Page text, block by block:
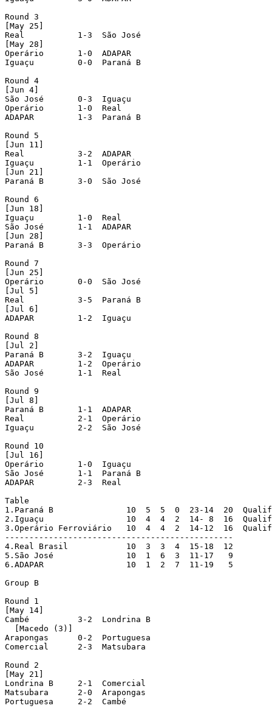
Round 3
[May 25]
Real           1-3  São José
[May 28]
Operário       1-0  ADAPAR
Iguaçu         0-0  Paraná B
Round 4
[Jun 4]
São José       0-3  Iguaçu
Operário       1-0  Real
ADAPAR         1-3  Paraná B
Round 5
[Jun 11]
Real           3-2  ADAPAR
Iguaçu         1-1  Operário
[Jun 21]
Paraná B       3-0  São José
Round 6
[Jun 18]
Iguaçu         1-0  Real
São José       1-1  ADAPAR
[Jun 28]
Paraná B       3-3  Operário
Round 7
[Jun 25]
Operário       0-0  São José
[Jul 5]
Real           3-5  Paraná B
[Jul 6]
ADAPAR         1-2  Iguaçu
Round 8
[Jul 2]
Paraná B       3-2  Iguaçu
ADAPAR         1-2  Operário
São José       1-1  Real
Round 9
[Jul 8]
Paraná B       1-1  ADAPAR
Real           2-1  Operário
Iguaçu         2-2  São José
Round 10
[Jul 16]
Operário       1-0  Iguaçu
São José       1-1  Paraná B
ADAPAR         2-3  Real
Table
1.Paraná B               10  5  5  0  23-14  20
2.Iguaçu                 10  4  4  2  14- 8  16
3.Operário Ferroviário   10  4  4  2  14-12  16
-----------------------------------------------
4.Real Brasil            10  3  3  4  15-18  12
5.São José               10  1  6  3  11-17   9
6.ADAPAR                 10  1  2  7  11-19   5
Group B
Round 1
[May 14]
Cambé          3-2  Londrina B
  [Macedo (3)]
Arapongas      0-2  Portuguesa
Comercial      2-3  Matsubara
Round 2
[May 21]
Londrina B     2-1  Comercial
Matsubara      2-0  Arapongas
Portuguesa     2-2  Cambé